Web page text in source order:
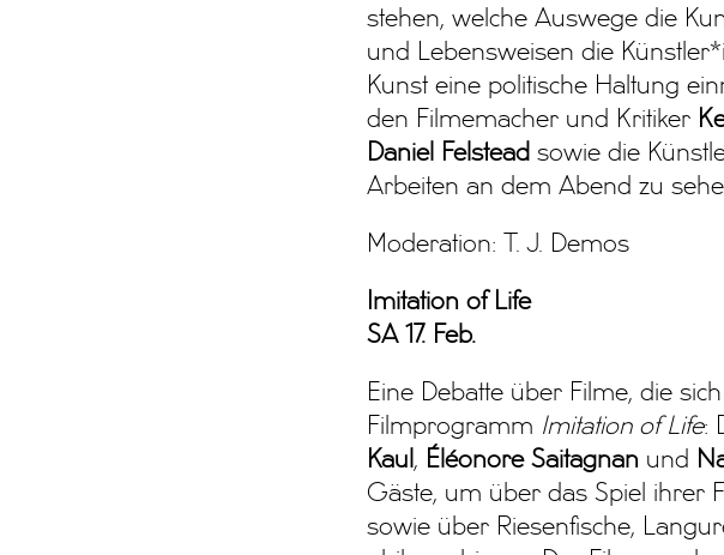
stehen, welche Auswege die
und Lebensweisen die
Kunst eine politische Haltung
den Filmemacher und Kritiker
Daniel Felstead sowie die
Arbeiten an dem Abend zu
Moderation: T. J. Demos
Imitation of Life
SA 17. Feb.
Eine Debatte über Filme, die
Filmprogramm Imitation of Life:
Kaul , Éléonore Saitagnan und
Gäste, um über das Spiel ihrer
sowie über Riesenfische,